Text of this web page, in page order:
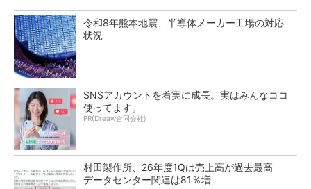
令和8年熊本地震、半導体メーカー工場の対応
状況
SNSアカウントを着実に成長。実はみんなココ
使ってます。
PR(Dreaw合同会社)
村田製作所、26年度1Qは売上高が過去最高
データセンター関連は81％増